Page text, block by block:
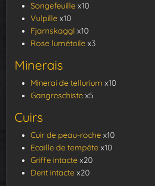
Songefeuille x10
Vulpille x10
Fjarnskaggl x10
Rose lumétoile x3
Minerais
Minerai de tellurium x10
Gangreschiste x5
Cuirs
Cuir de peau-roche x10
Ecaille de tempête x10
Griffe intacte x20
Dent intacte x20